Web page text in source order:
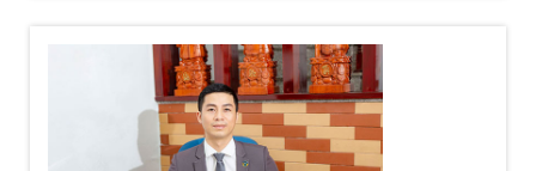
hành vi vi phạm. Luật sư sẽ giúp khách hàng đánh giá điều
kiện khiếu nại, xác định đối tượng khiếu nại, văn bản quy
phạm pháp luật áp dụng, soạn thảo đơn khiếu nại, đề xuất
cho khách hàng những biện pháp tối ưu nhất để giải quyết
vụ việc. Đây là tiền đề để thực hiện các công việc về sau của
một vụ án hành chính.